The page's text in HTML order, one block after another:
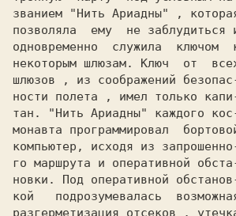
званием "Нить Ариадны" ,
позволяла  ему  не заблудиться
одновременно  служила  ключом
некоторым шлюзам. Ключ  от
шлюзов , из соображений
ности полета , имел только
тан. "Нить Ариадны" каждого
монавта программировал
компьютер, исходя из
го маршрута и оперативной
новки. Под оперативной
кой   подрозумевалась
разгерметизация отсеков ,